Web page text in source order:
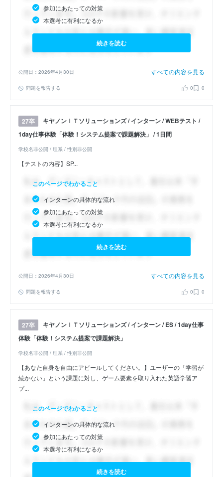
参加にあたっての対策
本選考に有利になるか
続きを読む
公開日：2026年4月30日 すべての内容を見る
問題を報告する 0 0
27卒
キヤノンＩＴソリューションズ / インターン / WEBテスト /
1day仕事体験「体験！システム提案で課題解決」 / 1日間
学校名非公開 / 理系 / 性別非公開
【テストの内容】SP...
このページでわかること
インターンの具体的な流れ
参加にあたっての対策
本選考に有利になるか
続きを読む
公開日：2026年4月30日 すべての内容を見る
問題を報告する 0 0
27卒
キヤノンＩＴソリューションズ / インターン / ES / 1day仕事
体験「体験！システム提案で課題解決」
学校名非公開 / 理系 / 性別非公開
【あなた自身を自由にアピールしてください。】ユーザーの「学習が
続かない」という課題に対し、ゲーム要素を取り入れた英語学習ア
プ...
このページでわかること
インターンの具体的な流れ
参加にあたっての対策
本選考に有利になるか
続きを読む